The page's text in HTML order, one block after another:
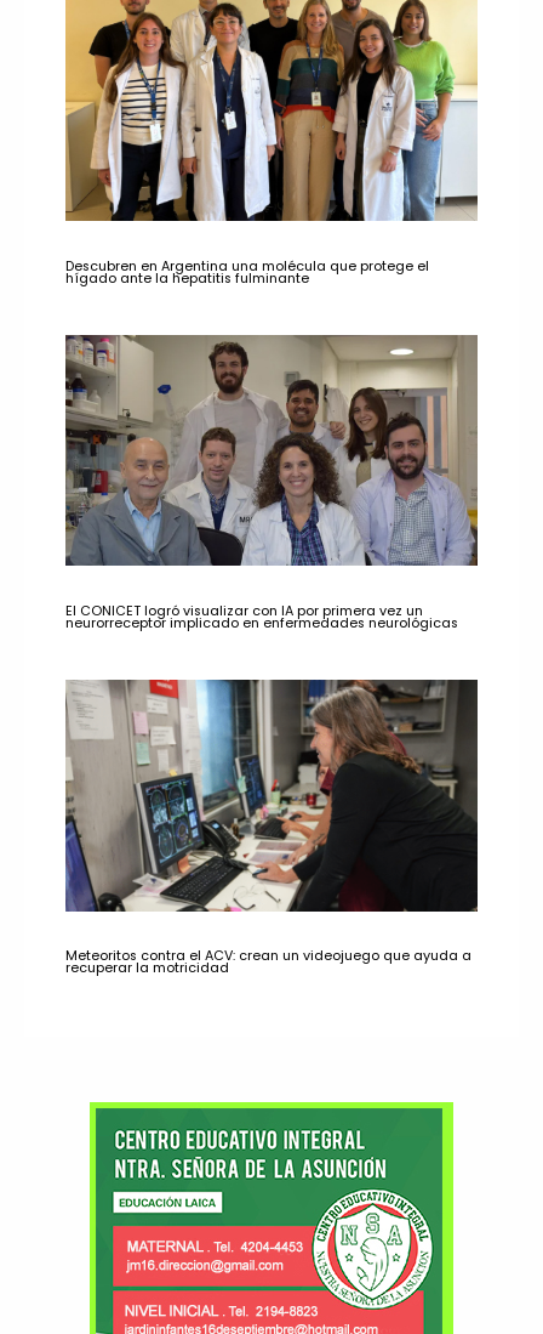
Descubren en Argentina una molécula que protege el
hígado ante la hepatitis fulminante
El CONICET logró visualizar con IA por primera vez un
neurorreceptor implicado en enfermedades neurológicas
Meteoritos contra el ACV: crean un videojuego que ayuda a
recuperar la motricidad